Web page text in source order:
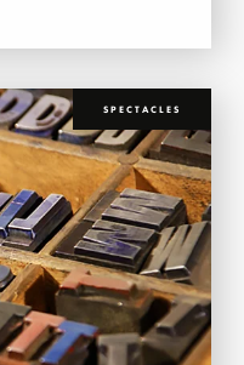
SPECTACLES